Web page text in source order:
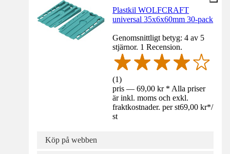
Plastkil WOLFCRAFT
universal 35x6x60mm 30-pack
Genomsnittligt betyg: 4 av 5
stjärnor. 1 Recension.
(1)
pris — 69,00 kr * Alla priser
är inkl. moms och exkl.
fraktkostnader. per st69,00 kr*/
st
Köp på webben